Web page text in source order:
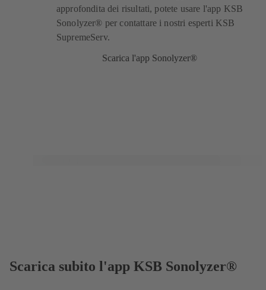
approfondita dei risultati, potete usare l'app KSB
Sonolyzer® per contattare i nostri esperti KSB
SupremeServ.
Scarica l'app Sonolyzer®
Scarica subito l'app KSB Sonolyzer®